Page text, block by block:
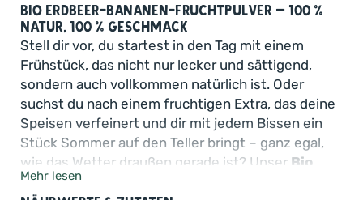
Bio Erdbeer-Bananen-Fruchtpulver – 100 %
Natur, 100 % Geschmack
Stell dir vor, du startest in den Tag mit einem
Frühstück, das nicht nur lecker und sättigend,
sondern auch vollkommen natürlich ist. Oder
suchst du nach einem fruchtigen Extra, das deine
Speisen verfeinert und dir mit jedem Bissen ein
Stück Sommer auf den Teller bringt – ganz egal,
wie das Wetter draußen gerade ist? Unser Bio
Erdbeer-Bananen-Fruchtpulver
Mehr lesen